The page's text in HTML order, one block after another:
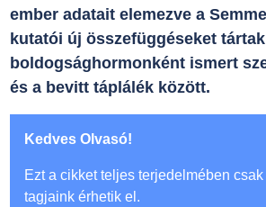
ember adatait elemezve a
kutatói új összefüggéseket
boldogsághormonként ismert
és a bevitt táplálék között.
Kedves Olvasó!
Ezt a cikket teljes terjedelmében
tagjaink érhetik el.